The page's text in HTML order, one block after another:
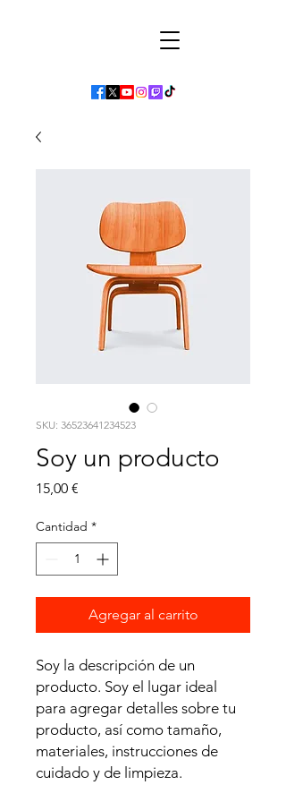
SKU: 36523641234523
Soy un producto
15,00 €
Cantidad *
Agregar al carrito
Soy la descripción de un
producto. Soy el lugar ideal
para agregar detalles sobre tu
producto, así como tamaño,
materiales, instrucciones de
cuidado y de limpieza.